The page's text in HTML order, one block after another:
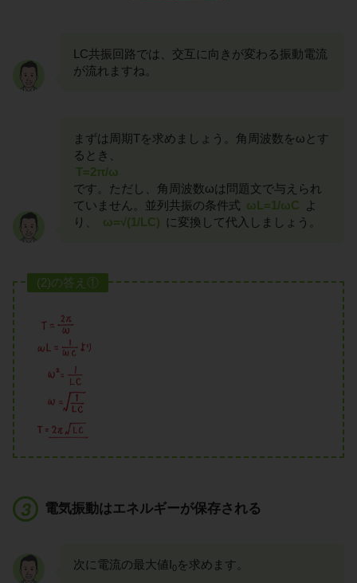
LC共振回路では、交互に向きが変わる振動電流
が流れますね。
まずは周期Tを求めましょう。角周波数をωとす
るとき、
T=2π/ω
です。ただし、角周波数ωは問題文で与えられ
ていません。並列共振の条件式 ωL=1/ωC
よ
り、
ω=√(1/LC) に変換して代入しましょう。
(2)の答え①
電気振動はエネルギーが保存される
次に電流の最大値I0を求めます。